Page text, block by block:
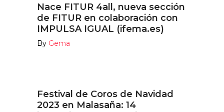
Nace FITUR 4all, nueva sección
de FITUR en colaboración con
IMPULSA IGUAL (ifema.es)
By Gema
Festival de Coros de Navidad
2023 en Malasaña: 14